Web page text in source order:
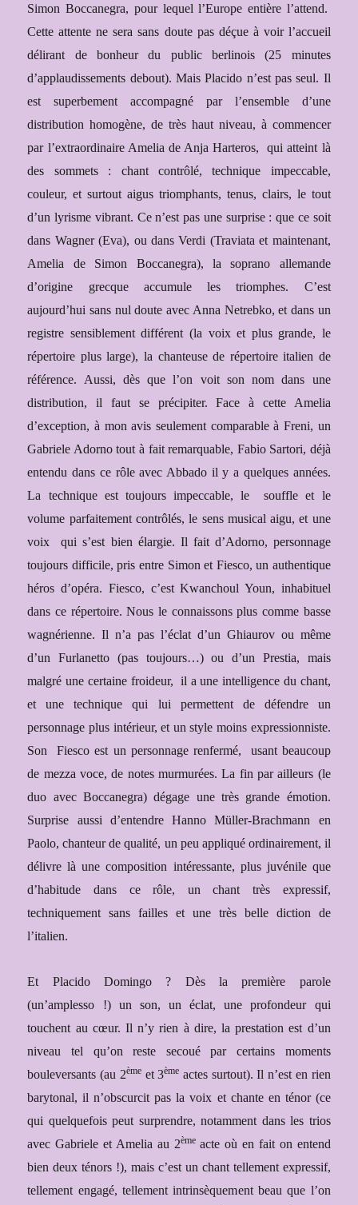
Simon Boccanegra, pour lequel l’Europe entière l’attend.
Cette attente ne sera sans doute pas déçue à voir l’accueil
délirant de bonheur du public berlinois (25 minutes
d’applaudissements debout). Mais Placido n’est pas seul. Il
est superbement accompagné par l’ensemble d’une
distribution homogène, de très haut niveau, à commencer
par l’extraordinaire Amelia de Anja Harteros, qui atteint là
des sommets : chant contrôlé, technique impeccable,
couleur, et surtout aigus triomphants, tenus, clairs, le tout
d’un lyrisme vibrant. Ce n’est pas une surprise : que ce soit
dans Wagner (Eva), ou dans Verdi (Traviata et maintenant,
Amelia de Simon Boccanegra), la soprano allemande
d’origine grecque accumule les triomphes. C’est
aujourd’hui sans nul doute avec Anna Netrebko, et dans un
registre sensiblement différent (la voix et plus grande, le
répertoire plus large), la chanteuse de répertoire italien de
référence. Aussi, dès que l’on voit son nom dans une
distribution, il faut se précipiter. Face à cette Amelia
d’exception, à mon avis seulement comparable à Freni, un
Gabriele Adorno tout à fait remarquable, Fabio Sartori, déjà
entendu dans ce rôle avec Abbado il y a quelques années.
La technique est toujours impeccable, le
souffle et le
volume parfaitement contrôlés, le sens musical aigu, et une
voix
qui s’est bien élargie. Il fait d’Adorno, personnage
toujours difficile, pris entre Simon et Fiesco, un authentique
héros d’opéra. Fiesco, c’est Kwanchoul Youn, inhabituel
dans ce répertoire. Nous le connaissons plus comme basse
wagnérienne. Il n’a pas l’éclat d’un Ghiaurov ou même
d’un Furlanetto (pas toujours…) ou d’un Prestia, mais
malgré une certaine froideur, il a une intelligence du chant,
et une technique qui lui permettent de défendre un
personnage plus intérieur, et un style moins expressionniste.
Son
Fiesco est un personnage renfermé,
usant beaucoup
de mezza voce, de notes murmurées. La fin par ailleurs (le
duo avec Boccanegra) dégage une très grande émotion.
Surprise aussi d’entendre Hanno Müller-Brachmann en
Paolo, chanteur de qualité, un peu appliqué ordinairement, il
délivre là une composition intéressante, plus juvénile que
d’habitude dans ce rôle, un chant très expressif,
techniquement sans failles et une très belle diction de
l’italien.
Et Placido Domingo ? Dès la première parole
(un’amplesso !) un son, un éclat, une profondeur qui
touchent au cœur. Il n’y rien à dire, la prestation est d’un
niveau tel qu’on reste secoué par certains moments
bouleversants (au 2èmeet 3ème actes surtout). Il n’est en rien
barytonal, il n’obscurcit pas la voix et chante en ténor (ce
qui quelquefois peut surprendre, notamment dans les trios
avec Gabriele et Amelia au 2èmeacte où en fait on entend
bien deux ténors !), mais c’est un chant tellement expressif,
tellement engagé, tellement intrinsèquement beau que l’on